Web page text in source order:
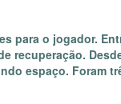
para o jogador.
recuperação.
espaço. Foram